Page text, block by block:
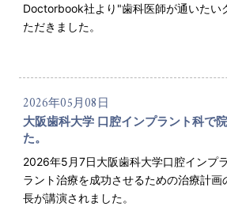
Doctorbook社より"歯科医師が通いたい
ただきました。
2026年05月08日
大阪歯科大学 口腔インプラント科で
た。
2026年5月7日大阪歯科大学口腔インプ
ラント治療を成功させるための治療計画
長が講演されました。